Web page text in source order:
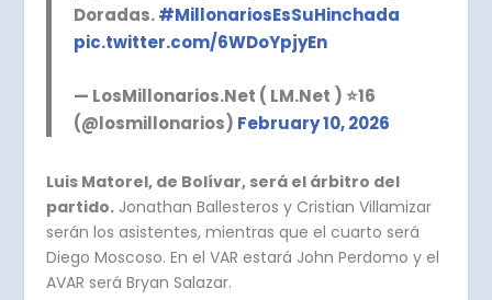
Doradas. ️#MillonariosEsSuHinchada
pic.twitter.com/6WDoYpjyEn
— LosMillonarios.Net ( LM.Net ) ⭐️16
(@losmillonarios) February 10, 2026
Luis Matorel, de Bolívar, será el árbitro del
partido. Jonathan Ballesteros y Cristian Villamizar
serán los asistentes, mientras que el cuarto será
Diego Moscoso. En el VAR estará John Perdomo y el
AVAR será Bryan Salazar.